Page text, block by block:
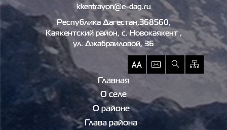
kkentrayon@e-dag.ru
Республика Дагестан,368560,
Каякентский район, c. Новокаякент ,
ул. Джабраиловой, 36
Главная
О селе
О районе
Глава района